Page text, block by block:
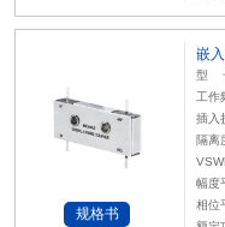
规格书
嵌
型
工作
插入
隔离
幅度
相位